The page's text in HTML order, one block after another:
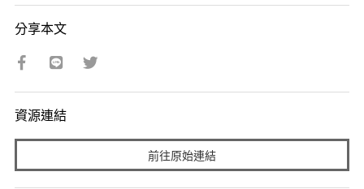
分享本文
資源連結
前往原始連結